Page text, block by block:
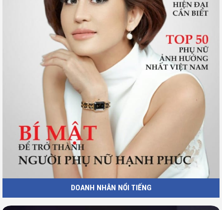
DOANH NHÂN NỔI TIẾNG